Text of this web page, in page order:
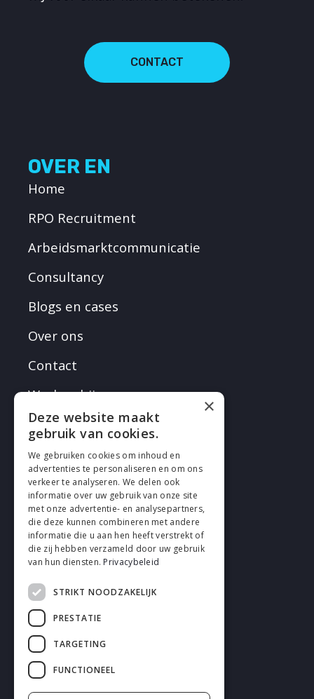
CONTACT
OVER EN
Home
RPO Recruitment
Arbeidsmarktcommunicatie
Consultancy
Blogs en cases
Over ons
Contact
Werken bij
VOLG EN
Cookies
Privacy
Disclaimer
Algemene voorwaarden
×
Deze website maakt
gebruik van cookies.
We gebruiken cookies om inhoud en
advertenties te personaliseren en om ons
verkeer te analyseren. We delen ook
informatie over uw gebruik van onze site
met onze advertentie- en analysepartners,
die deze kunnen combineren met andere
informatie die u aan hen heeft verstrekt of
die zij hebben verzameld door uw gebruik
van hun diensten. Privacybeleid
STRIKT NOODZAKELIJK
PRESTATIE
TARGETING
FUNCTIONEEL